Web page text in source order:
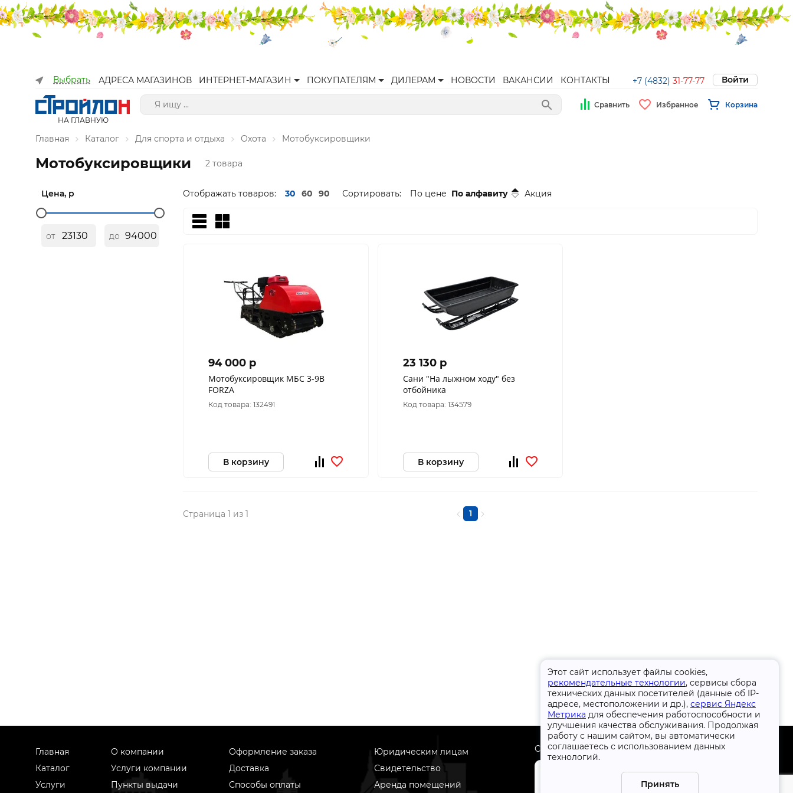
Выбрать АДРЕСА МАГАЗИНОВ ИНТЕРНЕТ-МАГАЗИН ПОКУПАТЕЛЯМ ДИЛЕРАМ НОВОСТИ ВАКАНСИИ КОНТАКТЫ +7 (4832) 31-77-77 Войти
НА ГЛАВНУЮ
Сравнить Избранное Корзина
Главная Каталог Для спорта и отдыха Охота Мотобуксировщики
Этот сайт использует файлы cookies,
рекомендательные технологии, сервисы сбора
технических данных посетителей (данные об IP-
адресе, местоположении и др.), сервис Яндекс
Метрика для обеспечения работоспособности и
улучшения качества обслуживания. Продолжая
работу с нашим сайтом, вы автоматически
соглашаетесь с использованием данных
технологий.
Принять
Мотобуксировщики 2 товара
Цена, р
от до
Отображать товаров: 30 60 90 Сортировать: По цене По алфавиту Акция
94 000 p
Мотобуксировщик МБС 3-9В
FORZA
Код товара: 132491
В корзину
23 130 p
Сани "На лыжном ходу" без
отбойника
Код товара: 134579
В корзину
Страница 1 из 1 1
Главная
Каталог
Услуги
О компании
Услуги компании
Пункты выдачи
Оформление заказа
Доставка
Способы оплаты
Юридическим лицам
Свидетельство
Аренда помещений
Скачать приложение